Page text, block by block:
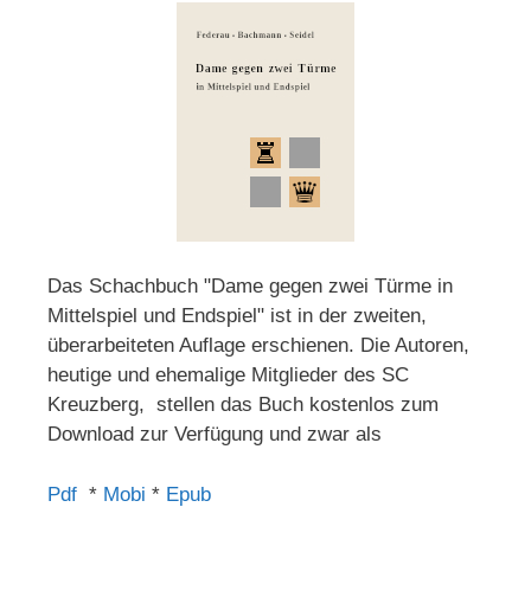
Das Schachbuch "Dame gegen zwei Türme in
Mittelspiel und Endspiel" ist in der zweiten,
überarbeiteten Auflage erschienen. Die Autoren,
heutige und ehemalige Mitglieder des SC
Kreuzberg, stellen das Buch kostenlos zum
Download zur Verfügung und zwar als
Pdf * Mobi * Epub